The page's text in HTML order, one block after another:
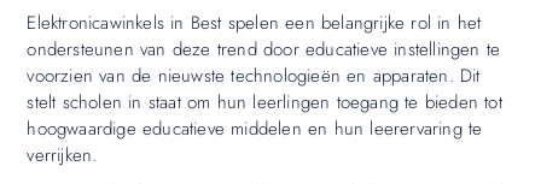
Elektronicawinkels in Best spelen een belangrijke rol in het
ondersteunen van deze trend door educatieve instellingen te
voorzien van de nieuwste technologieën en apparaten. Dit
stelt scholen in staat om hun leerlingen toegang te bieden tot
hoogwaardige educatieve middelen en hun leerervaring te
verrijken.